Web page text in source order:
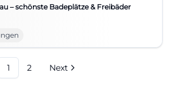
– schönste Badeplätze & Freibäder
1 2
Next